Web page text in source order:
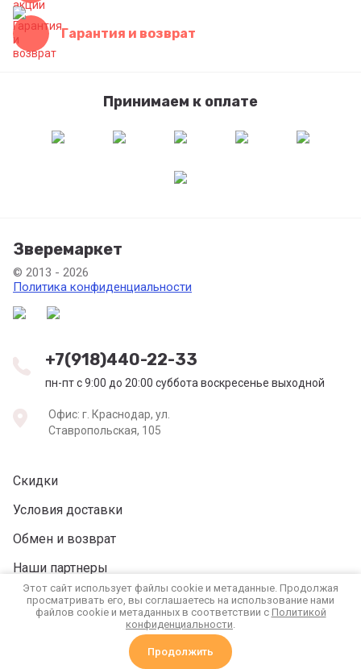
Сравнение 0 Корзина
Гарантия и возврат
Принимаем к оплате
Зверемаркет
© 2013 - 2026
Политика конфиденциальности
+7(918)440-22-33
пн-пт с 9:00 до 20:00 суббота воскресенье выходной
Офис: г. Краснодар, ул.
Ставропольская, 105
Скидки
Условия доставки
Обмен и возврат
Наши партнеры
Реквизиты
Этот сайт использует файлы cookie и метаданные. Продолжая
просматривать его, вы соглашаетесь на использование нами
файлов cookie и метаданных в соответствии с Политикой
конфиденциальности.
Продолжить